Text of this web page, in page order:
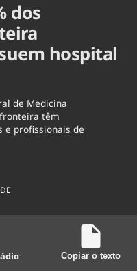
dos
hospital
de Medicina
têm
e profissionais de
Copiar o texto